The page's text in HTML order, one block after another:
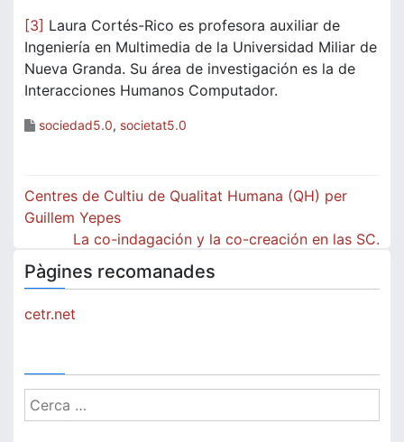
[3] Laura Cortés-Rico es profesora auxiliar de
Ingeniería en Multimedia de la Universidad Miliar de
Nueva Granda. Su área de investigación es la de
Interacciones Humanos Computador.
sociedad5.0, societat5.0
Navegació
d'entrades
Centres de Cultiu de Qualitat Humana (QH) per
Guillem Yepes
La co-indagación y la co-creación en las SC.
Pàgines recomanades
cetr.net
Cerca: